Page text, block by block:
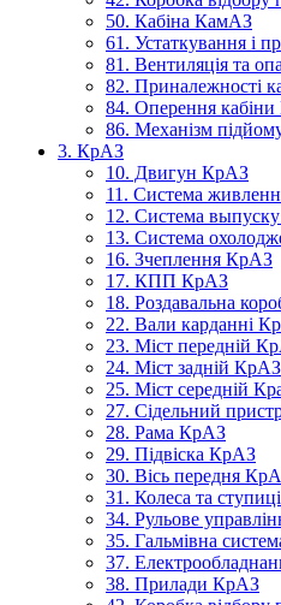
50. Кабіна КамАЗ
61. Устаткування і
81. Вентиляція та
82. Приналежності
84. Оперення
86. Механізм
3. КрАЗ
10. Двигун КрАЗ
11. Система
12. Система
13. Система
16. Зчеплення КрАЗ
17. КПП КрАЗ
18. Роздавальна
22. Вали карданні
23. Міст передній
24. Міст задній КрАЗ
25. Міст середній
27. Сідельний
28. Рама КрАЗ
29. Підвіска КрАЗ
30. Вісь передня
31. Колеса та
34. Рульове
35. Гальмівна
37.
38. Прилади КрАЗ